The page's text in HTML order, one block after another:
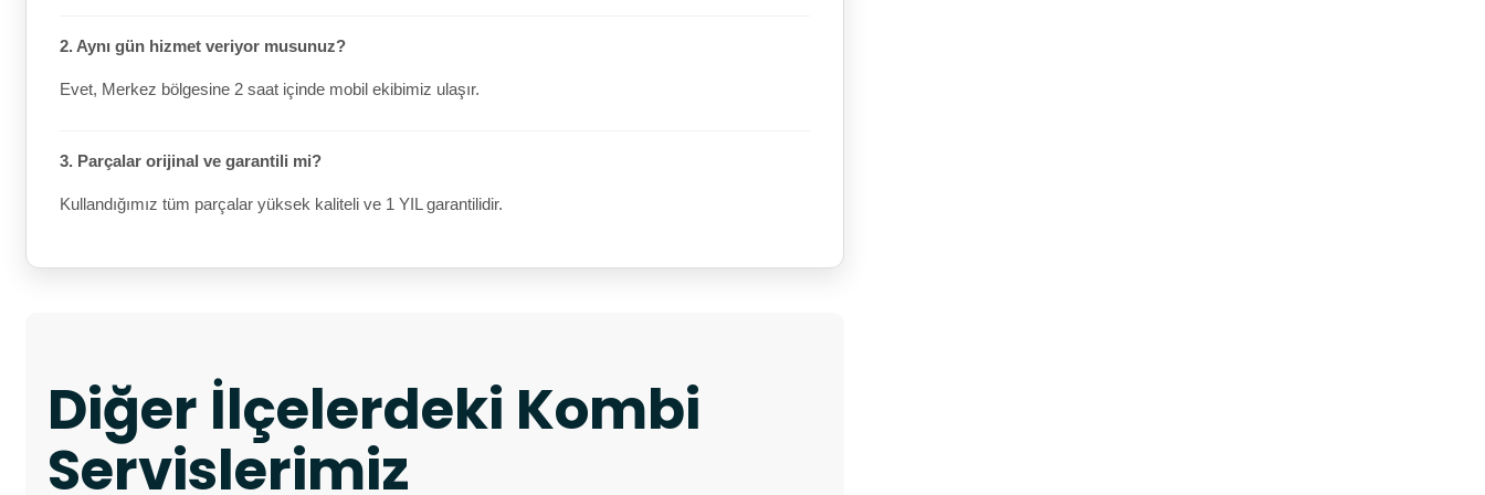
2. Aynı gün hizmet veriyor musunuz?
Evet, Merkez bölgesine 2 saat içinde mobil ekibimiz ulaşır.
3. Parçalar orijinal ve garantili mi?
Kullandığımız tüm parçalar yüksek kaliteli ve 1 YIL garantilidir.
Diğer İlçelerdeki Kombi
Servislerimiz